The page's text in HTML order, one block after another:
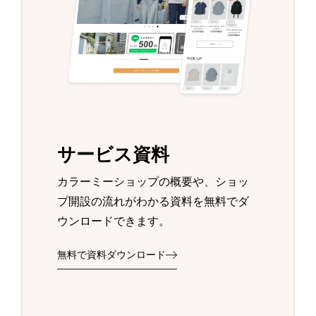
サービス資料
カラーミーショップの概要や、ショッ
プ開設の流れがわかる資料を無料でダ
ウンロードできます。
無料で資料ダウンロード